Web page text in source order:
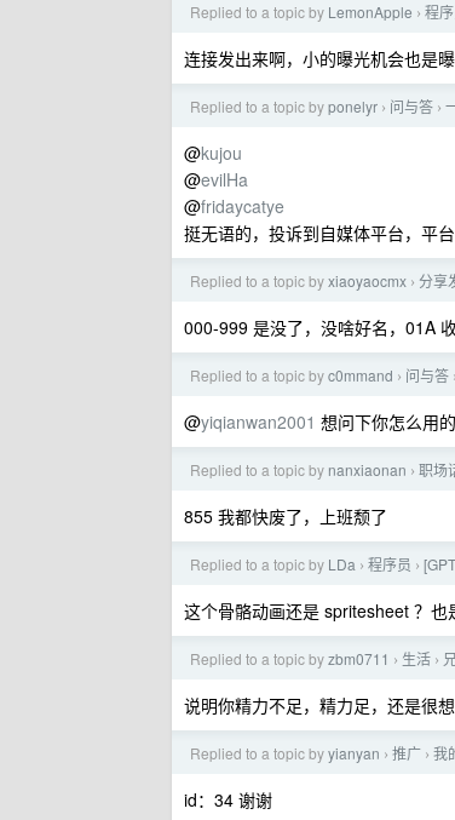
Replied to a topic by LemonApple › 程
连接发出来啊，小的曝光机会也是
Replied to a topic byponelyr › 问与答 ›
@kujou
@evilHa
@fridaycatye
挺无语的，投诉到自媒体平台，平
Replied to a topic byxiaoyaocmx › 分享
000-999 是没了，没啥好名，01A
Replied to a topic byc0mmand › 问与答 ›
@yiqianwan2001 想问下你怎么用
Replied to a topic by nanxiaonan › 职场
855 我都快废了，上班颓了
Replied to a topic by LDa › 程序员 ›
这个骨骼动画还是 spritesheet ？也
Replied to a topic byzbm0711 › 生活 ›
说明你精力不足，精力足，还是很
Replied to a topic byyianyan › 推广 › 我
id：34 谢谢